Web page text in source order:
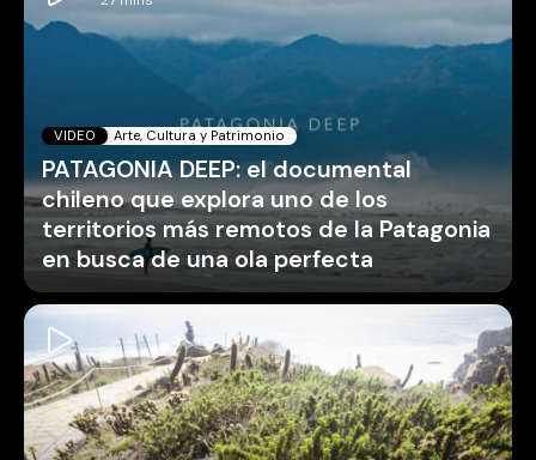
VIDEO Arte, Cultura y Patrimonio
PATAGONIA DEEP: el documental
chileno que explora uno de los
territorios más remotos de la Patagonia
en busca de una ola perfecta